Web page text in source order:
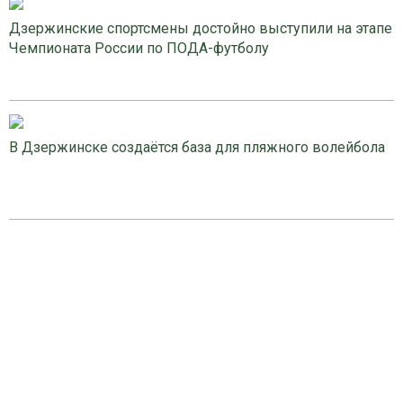
Дзержинские спортсмены достойно выступили на этапе
Чемпионата России по ПОДА-футболу
В Дзержинске создаётся база для пляжного волейбола